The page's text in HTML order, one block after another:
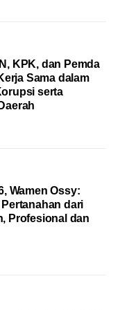
KPK, dan Pemda
Sama dalam
serta
Wamen Ossy:
dari
Profesional dan